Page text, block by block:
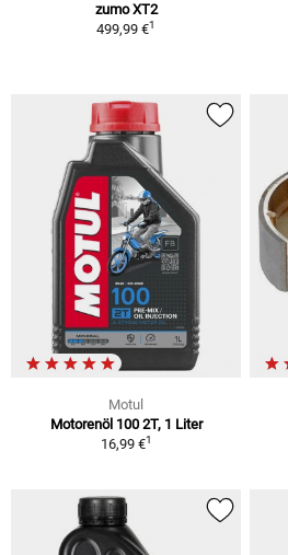
zumo XT2
499,99 €1
Motul
Motorenöl 100 2T, 1 Liter
16,99 €1